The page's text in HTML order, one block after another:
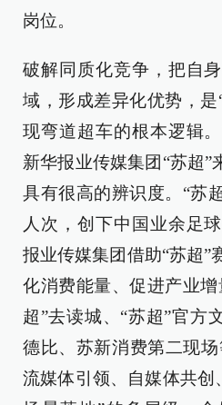
岗位。
破解同质化竞争，把自
域，形成差异化优势，是
现弯道超车的根本逻辑
新华报业传媒集团“苏超”
具有很高的辨识度。“苏
人次，创下中国业余足
报业传媒集团借助“苏超”
化消费能量、促进产业
超”去读城、“苏超”官方
德比、苏新消费第二现
流媒体引领、自媒体共